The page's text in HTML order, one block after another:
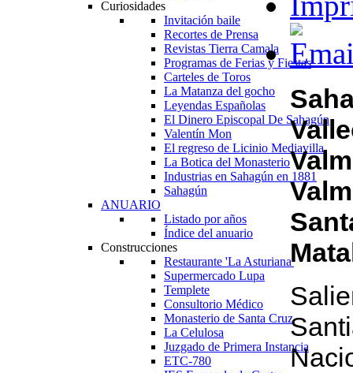
Curiosidades
Invitación baile
Recortes de Prensa
Revistas Tierra Camala
Programas de Ferias y Fiestas
Carteles de Toros
La Matanza del gocho
Leyendas Españolas
El Dinero Episcopal De Sahagún
Valentín Mon
El regreso de Licinio Mediavilla
La Botica del Monasterio
Industrias en Sahagún en 1881
Sahagún
ANUARIO
Listado por años
Índice del anuario
Construcciones
Restaurante 'La Asturiana'
Supermercado Lupa
Templete
Consultorio Médico
Monasterio de Santa Cruz
La Celulosa
Juzgado de Primera Instancia
ETC-780
S